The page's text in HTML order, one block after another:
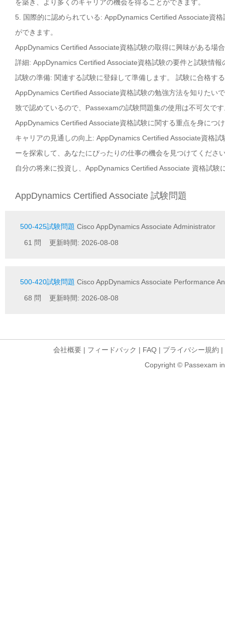
を築き、より多くのキャリアの機会を得ることができます。
5. 国際的に認められている: AppDynamics Certified Associate資
ができます。
AppDynamics Certified Associate資格試験の取得に興味がある場
詳細: AppDynamics Certified Associate資格試験の要件と試験情
試験の準備: 関連する試験に登録して準備します。 試験に合格す
AppDynamics Certified Associate資格試験の勉強方法を知りたい
致で認めているので、Passexamの試験問題集の使用は不可欠で
AppDynamics Certified Associate資格試験に関する重点を身につ
キャリアの見通しの向上: AppDynamics Certified Associate資格
ーを探索して、あなたにぴったりの仕事の機会を見つけてくださ
自分の将来に投資し、AppDynamics Certified Associate 資格試
AppDynamics Certified Associate 試験問題
500-425試験問題 Cisco AppDynamics Associate Administrator
61 問 更新時間: 2026-08-08
500-420試験問題 Cisco AppDynamics Associate Performance
68 問 更新時間: 2026-08-08
会社概要 | フィードバック | FAQ | プライバシー規約 |
Copyright © Passexam